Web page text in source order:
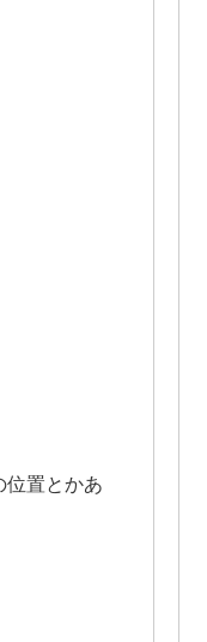
置とかあ